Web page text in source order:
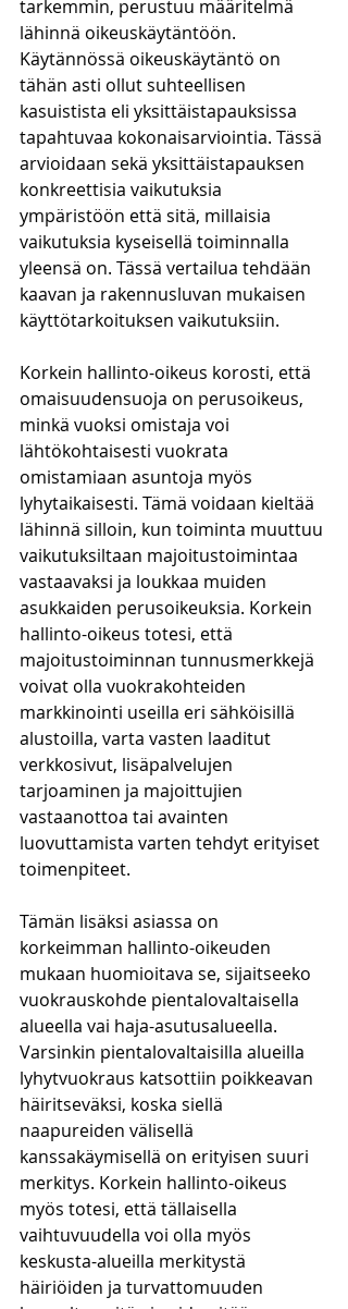
tarkemmin, perustuu määritelmä
lähinnä oikeuskäytäntöön.
Käytännössä oikeuskäytäntö on
tähän asti ollut suhteellisen
kasuistista eli yksittäistapauksissa
tapahtuvaa kokonaisarviointia. Tässä
arvioidaan sekä yksittäistapauksen
konkreettisia vaikutuksia
ympäristöön että sitä, millaisia
vaikutuksia kyseisellä toiminnalla
yleensä on. Tässä vertailua tehdään
kaavan ja rakennusluvan mukaisen
käyttötarkoituksen vaikutuksiin.
Korkein hallinto-oikeus korosti, että
omaisuudensuoja on perusoikeus,
minkä vuoksi omistaja voi
lähtökohtaisesti vuokrata
omistamiaan asuntoja myös
lyhytaikaisesti. Tämä voidaan kieltää
lähinnä silloin, kun toiminta muuttuu
vaikutuksiltaan majoitustoimintaa
vastaavaksi ja loukkaa muiden
asukkaiden perusoikeuksia. Korkein
hallinto-oikeus totesi, että
majoitustoiminnan tunnusmerkkejä
voivat olla vuokrakohteiden
markkinointi useilla eri sähköisillä
alustoilla, varta vasten laaditut
verkkosivut, lisäpalvelujen
tarjoaminen ja majoittujien
vastaanottoa tai avainten
luovuttamista varten tehdyt erityiset
toimenpiteet.
Tämän lisäksi asiassa on
korkeimman hallinto-oikeuden
mukaan huomioitava se, sijaitseeko
vuokrauskohde pientalovaltaisella
alueella vai haja-asutusalueella.
Varsinkin pientalovaltaisilla alueilla
lyhytvuokraus katsottiin poikkeavan
häiritseväksi, koska siellä
naapureiden välisellä
kanssakäymisellä on erityisen suuri
merkitys. Korkein hallinto-oikeus
myös totesi, että tällaisella
vaihtuvuudella voi olla myös
keskusta-alueilla merkitystä
häiriöiden ja turvattomuuden